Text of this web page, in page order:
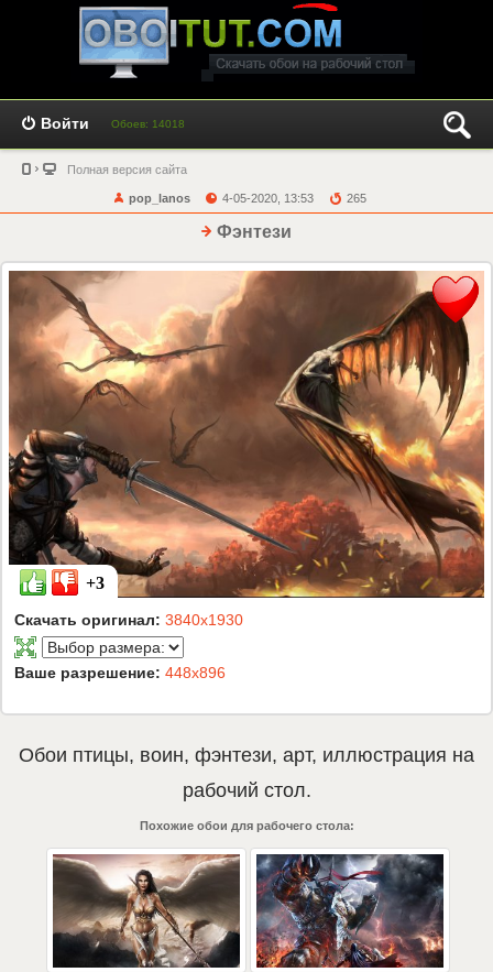
Войти Обоев: 14018
Полная версия сайта
pop_lanos 4-05-2020, 13:53 265
Фэнтези
+3
Скачать оригинал: 3840x1930
Ваше разрешение: 448x896
Обои птицы, воин, фэнтези, арт, иллюстрация на
рабочий стол.
Похожие обои для рабочего стола: